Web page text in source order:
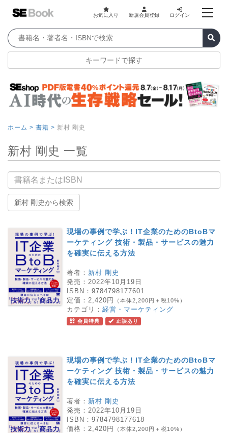
お気に入り 新規会員登録 ログイン
キーワードで探す
ホーム > 書籍 > 新村 剛史
新村 剛史 一覧
書籍名
新村 剛史から検索
現場の事例で学ぶ！IT企業のためのBtoBマ
ーケティング 技術・製品・サービスの魅力
を確実に伝える方法
著者： 新村 剛史
発売： 2022年10月19日
ISBN： 9784798177601
定価： 2,420円 （本体2,200円＋税10%）
カテゴリ： 経営・マーケティング
会員特典 正誤あり
現場の事例で学ぶ！IT企業のためのBtoBマ
ーケティング 技術・製品・サービスの魅力
を確実に伝える方法
著者： 新村 剛史
発売： 2022年10月19日
ISBN： 9784798177618
価格： 2,420円 （本体2,200円＋税10%）